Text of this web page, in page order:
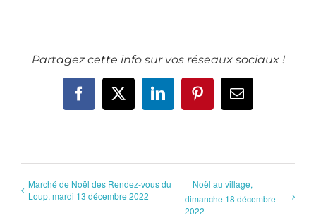
Partagez cette info sur vos réseaux sociaux !
Facebook
X LinkedInPinterestEmail
Marché de Noël des Rendez-vous du
Loup, mardi 13 décembre 2022
Noël au village,
dimanche 18 décembre
2022